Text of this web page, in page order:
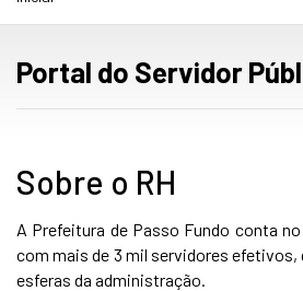
Portal do Servidor
Sobre o RH
A Prefeitura de Passo Fundo conta
com mais de 3 mil servidores efetivos,
esferas da administração.